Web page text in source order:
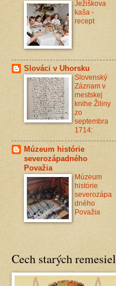
Ježiškova
kaša -
recept
Slováci v Uhorsku
Slovenský
Záznam v
mestskej
knihe Žiliny
zo
septembra
1714:
Múzeum histórie
severozápadného
Považia
Múzeum
histórie
severozápa
dného
Považia
Cech starých remesiel